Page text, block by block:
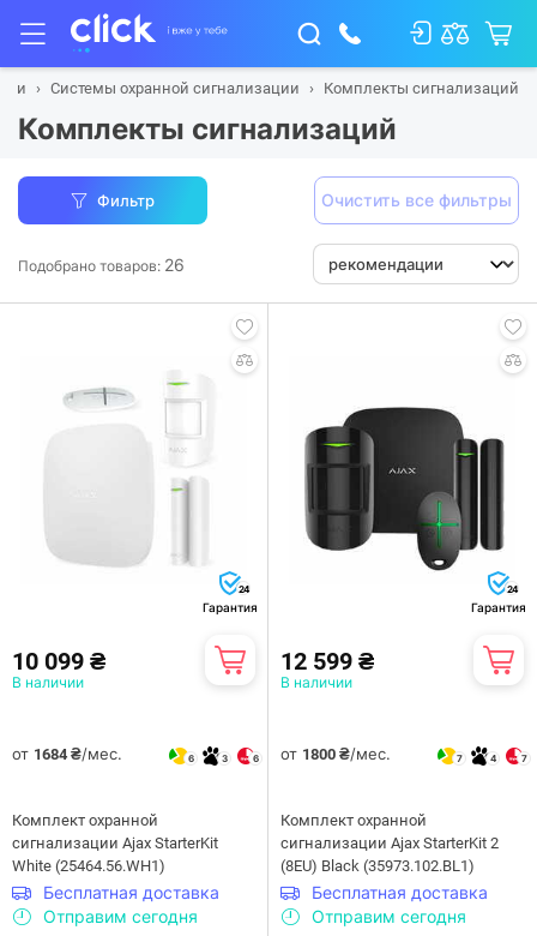
Системы охранной сигнализации Комплекты сигнализаций
Комплекты сигнализаций
Фильтр Очистить все фильтры
Подобрано товаров: 26
24
Гарантия
10 099 ₴
В наличии
от 1684 ₴/мес. 6 3 6
Комплект охранной
сигнализации Ajax StarterKit
White (25464.56.WH1)
Бесплатная доставка
Отправим сегодня
24
Гарантия
12 599 ₴
В наличии
от 1800 ₴/мес. 7 4 7
Комплект охранной
сигнализации Ajax StarterKit 2
(8EU) Black (35973.102.BL1)
Бесплатная доставка
Отправим сегодня